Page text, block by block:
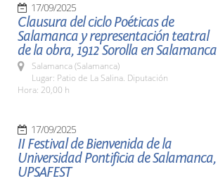
17/09/2025
Clausura del ciclo Poéticas de
Salamanca y representación teatral
de la obra, 1912 Sorolla en Salamanca
Salamanca (Salamanca)
Lugar: Patio de La Salina. Diputación
Hora: 20,00 h
17/09/2025
II Festival de Bienvenida de la
Universidad Pontificia de Salamanca,
UPSAFEST